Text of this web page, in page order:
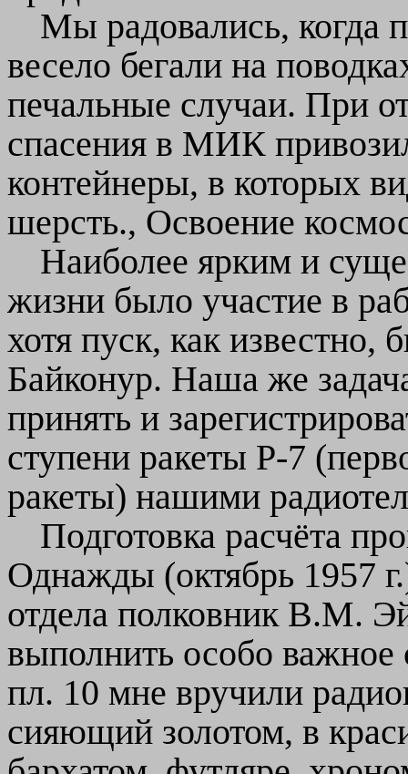
Мы радовались, когда
весело бегали на
печальные случаи. При
спасения в МИК
контейнеры, в которых
шерсть., Освоение
Наиболее ярким и
жизни было участие в
хотя пуск, как известно,
Байконур. Наша же
принять и
ступени ракеты Р-7
ракеты) нашими
Подготовка расчёта
Однажды (октябрь 1957
отдела полковник В.М.
выполнить особо важное
пл. 10 мне вручили
сияющий золотом, в